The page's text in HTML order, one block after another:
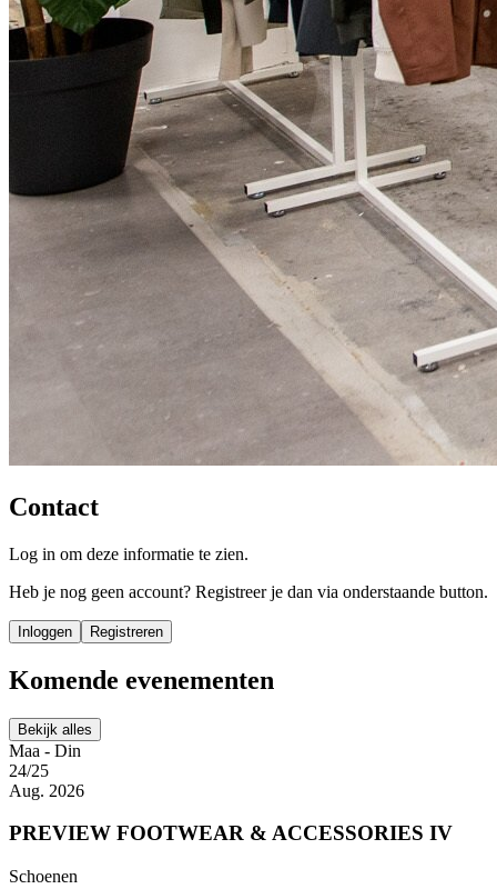
Contact
Log in om deze informatie te zien.
Heb je nog geen account? Registreer je dan via onderstaande button.
Inloggen Registreren
Komende evenementen
Bekijk alles
Maa - Din
24/25
Aug. 2026
PREVIEW FOOTWEAR & ACCESSORIES IV
Schoenen